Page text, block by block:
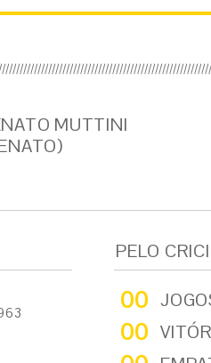
MUTTINI
PELO
00
00